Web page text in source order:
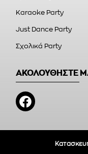
Karaoke Party
Just Dance Party
Σχολικά Party
ΑΚΟΛΟΥΘΗΣΤΕ